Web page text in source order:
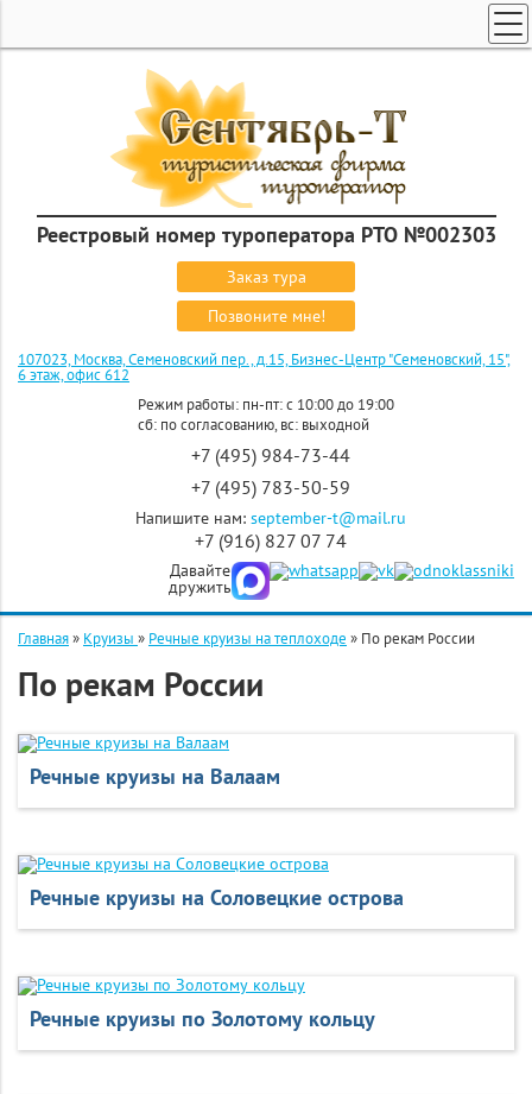
Реестровый номер туроператора РТО №002303
Заказ тура
Позвоните мне!
107023, Москва, Семеновский пер., д.15, Бизнес-Центр "Семеновский, 15",
6 этаж, офис 612
Режим работы: пн-пт: с 10:00 до 19:00
сб: по согласованию, вс: выходной
+7 (495) 984-73-44
+7 (495) 783-50-59
Напишите нам: september-t@mail.ru
+7 (916) 827 07 74
Давайте
дружить
ПОИСК ТУРОВ
ГОРЯЩИЕ ТУРЫ
СТРАНЫ
КРУИЗЫ
ЗАКАЗ ТУРА
ЭКСКУРСИОННЫЕ ТУРЫ
Главная» Круизы » Речные круизы на теплоходе » По рекам России
По рекам России
Речные круизы на Валаам
Речные круизы на Соловецкие острова
Речные круизы по Золотому кольцу